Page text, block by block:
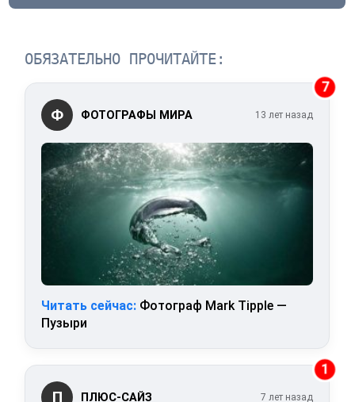
ОБЯЗАТЕЛЬНО ПРОЧИТАЙТЕ:
7
Ф ФОТОГРАФЫ МИРА 13 лет назад
Читать сейчас: Фотограф Mark Tipple —
Пузыри
1
П ПЛЮС-САЙЗ 7 лет назад